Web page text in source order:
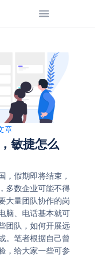
章
敏捷怎么
，假期即将结束，
多数企业可能不得
大量团队协作的岗
脑、电话基本就可
团队，如何开展远
。笔者根据自己曾
，给大家一些可参